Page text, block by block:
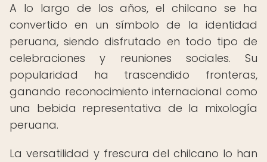
A lo largo de los años, el chilcano se ha
convertido en un símbolo de la identidad
peruana, siendo disfrutado en todo tipo de
celebraciones y reuniones sociales. Su
popularidad ha trascendido fronteras,
ganando reconocimiento internacional como
una bebida representativa de la mixología
peruana.
La versatilidad y frescura del chilcano lo han